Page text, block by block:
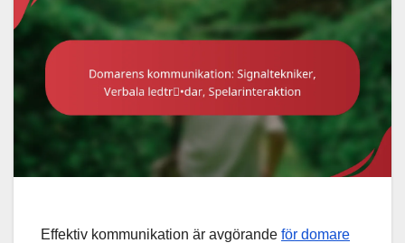
Effektiv kommunikation är avgörande för domare